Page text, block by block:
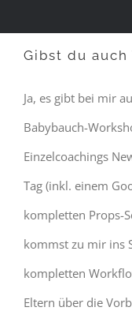
Gibst du auch
Ja, es gibt bei mir
Babybauch-
Einzelcoachings
Tag (inkl. einem
kompletten Props-
kommst zu mir ins
kompletten
Eltern über die